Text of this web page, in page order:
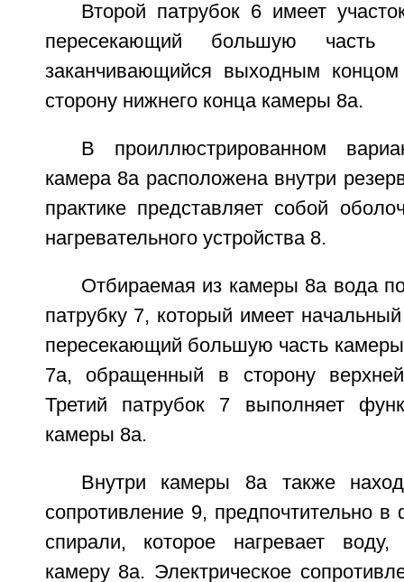
Второй патрубок 6 имеет
пересекающий большую
заканчивающийся выходным
сторону нижнего конца камеры 8а.
В проиллюстрированном
камера 8а расположена внутри
практике представляет собой
нагревательного устройства 8.
Отбираемая из камеры 8а вода
патрубку 7, который имеет
пересекающий большую часть
7а, обращенный в сторону
Третий патрубок 7 выполняет
камеры 8а.
Внутри камеры 8а также
сопротивление 9, предпочтительно
спирали, которое нагревает
камеру 8а. Электрическое